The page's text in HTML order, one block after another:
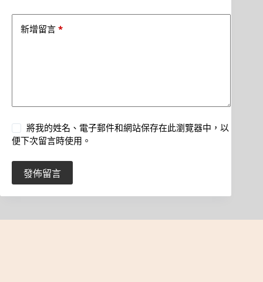
新增留言 *
將我的姓名、電子郵件和網站保存在此瀏覽器中，以
便下次留言時使用。
發佈留言